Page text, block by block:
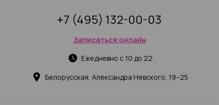
Белорусская, Александра Невского, 19–25
Ежедневно с 10 до 22
Записаться онлайн
+7 (495) 132-00-03